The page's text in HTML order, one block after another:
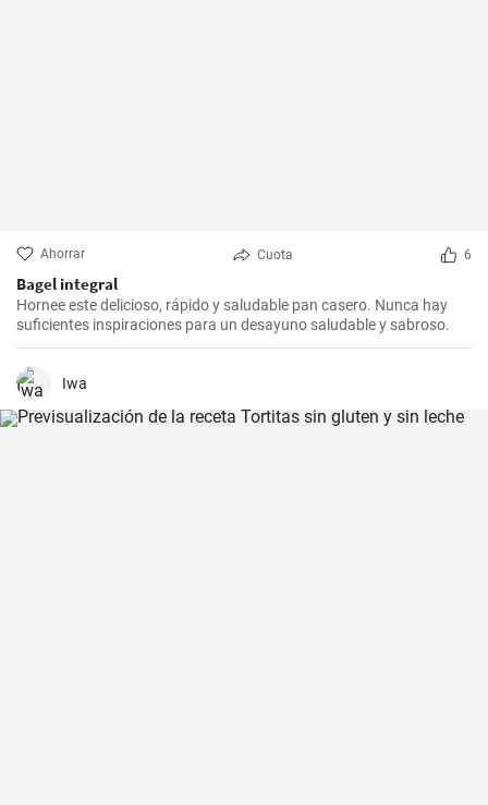
Ahorrar Cuota 6
Bagel integral
Hornee este delicioso, rápido y saludable pan casero. Nunca hay
suficientes inspiraciones para un desayuno saludable y sabroso.
Iwa